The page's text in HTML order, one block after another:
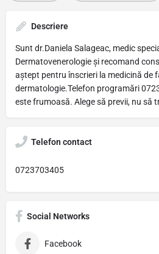
Descriere
Sunt dr.Daniela Salageac, medic
Dermatovenerologie și recomand
aștept pentru înscrieri la medicină de
dermatologie.Telefon programări
este frumoasă. Alege să previi, nu să
Telefon contact
0723703405
Social Networks
Facebook